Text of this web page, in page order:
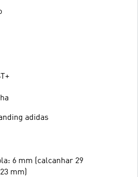
adidas
6 mm (calcanhar 29
mm)